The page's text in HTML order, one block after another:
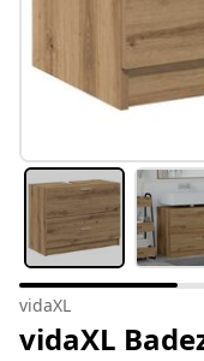
vidaXL
vidaXL